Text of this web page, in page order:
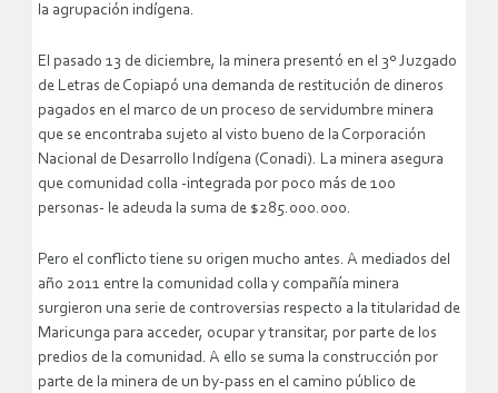
la agrupación indígena.
El pasado 13 de diciembre, la minera presentó en el 3º Juzgado
de Letras de Copiapó una demanda de restitución de dineros
pagados en el marco de un proceso de servidumbre minera
que se encontraba sujeto al visto bueno de la Corporación
Nacional de Desarrollo Indígena (Conadi). La minera asegura
que comunidad colla -integrada por poco más de 100
personas- le adeuda la suma de $285.000.000.
Pero el conflicto tiene su origen mucho antes. A mediados del
año 2011 entre la comunidad colla y compañía minera
surgieron una serie de controversias respecto a la titularidad de
Maricunga para acceder, ocupar y transitar, por parte de los
predios de la comunidad. A ello se suma la construcción por
parte de la minera de un by-pass en el camino público de